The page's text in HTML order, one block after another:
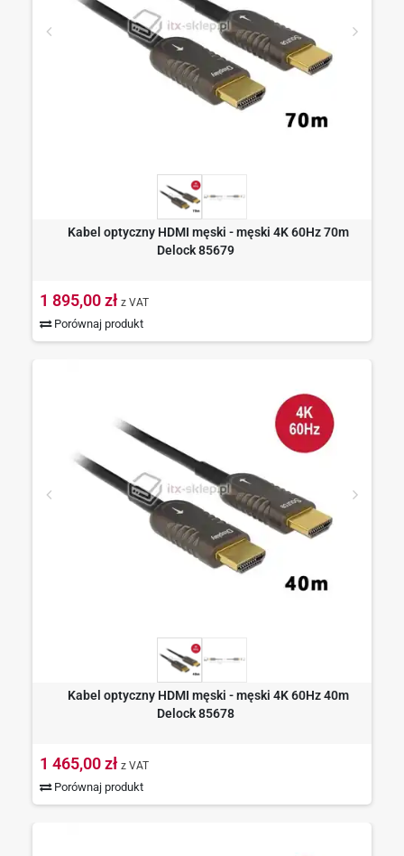
Kabel optyczny HDMI męski - męski 4K 60Hz 70m
Delock 85679
1 895,00 zł z VAT
Porównaj produkt
Kabel optyczny HDMI męski - męski 4K 60Hz 40m
Delock 85678
1 465,00 zł z VAT
Porównaj produkt